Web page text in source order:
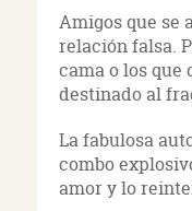
Amigos que se
relación falsa.
cama o los
destinado al
La fabulosa
combo
amor y lo